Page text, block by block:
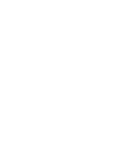
finden Sie in der Beschreibung.